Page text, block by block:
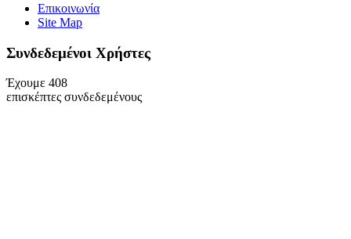
Επικοινωνία
Site Map
Συνδεδεμένοι Xρήστες
Έχουμε 408
επισκέπτες συνδεδεμένους